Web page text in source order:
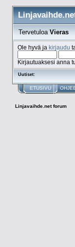
TervetuloaVieras
Ole hyvä ja kirjaudu
Kirjautuaksesi anna
Uutiset:
ETUSIVU
Linjavaihde.net forum